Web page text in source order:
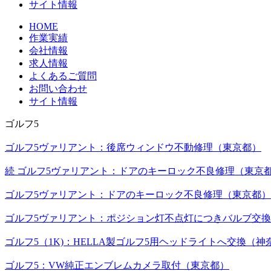
サイト情報
HOME
作業実績
会社情報
求人情報
よくあるご質問
お問い合わせ
サイト情報
ゴルフ5
ゴルフ5ヴァリアント：後席ウィンドウ不動修理（東京都）
続 ゴルフ5ヴァリアント：ドアのキーロック不良修理（東京都
ゴルフ5ヴァリアント：ドアのキーロック不良修理（東京都）
ゴルフ5ヴァリアント：ポジション灯不点灯につきバルブ交換
ゴルフ5（1K)：HELLA製ゴルフ5用ヘッドライトへ交換（神
ゴルフ5：VW純正エンブレムカメラ取付（東京都）